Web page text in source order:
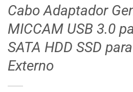
Cabo Adaptador
MICCAM USB 3.0
SATA HDD SSD
Externo